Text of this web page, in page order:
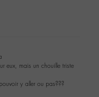
eux, mais un chouille triste
y aller ou pas???